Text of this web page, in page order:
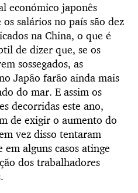
económico japonês
salários no país são dez
na China, o que é
de dizer que, se os
sossegados, as
Japão farão ainda mais
do mar. E assim os
decorridas este ano,
de exigir o aumento do
vez disso tentaram
alguns casos atinge
dos trabalhadores